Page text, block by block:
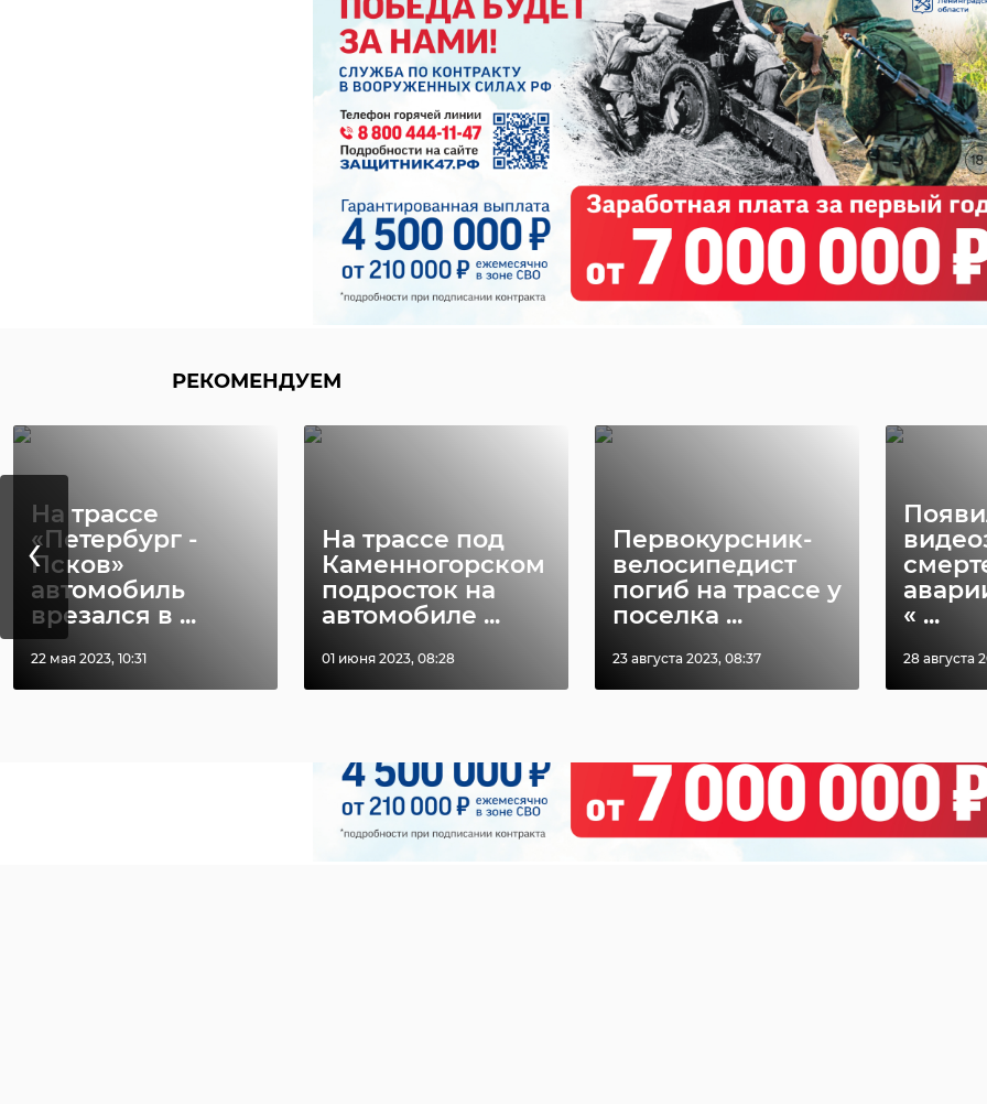
РЕКОМЕНДУЕМ
На трассе
«Петербург -
Псков»
автомобиль
врезался в ...
22 мая 2023, 10:31
На трассе под
Каменногорском
подросток на
автомобиле ...
01 июня 2023, 08:28
Первокурсник-
велосипедист
погиб на трассе у
поселка ...
23 августа 2023, 08:37
« ...
28 августа
‹
в различных пожарных частях России живет более 100 котов. Они с
выполняют свои рабочие обязанности.
На службе мира и добра стоит не только человек. Кто
помогать готов всегда и быть опорой для всех? Пушистых
братьев целый полк дежурит, не смыкая глаз, Отчизне
отдавая долг и счастьем наполняя нас.
Ростислав Балобин, сотрудник МЧС России по
Ленинградской области